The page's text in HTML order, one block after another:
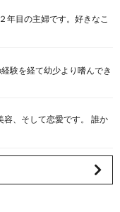
年目の主婦です。好きなこ
験を経て幼少より嗜んでき
容、そして恋愛です。 誰か